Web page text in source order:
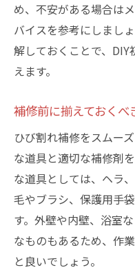
費用節約と安
放置リスクと正し
壁ひび割れを
点
ひび割れ補修
壁ひび割れ補
理由
め、不安がある場合は
バイスを参考にしまし
解しておくことで、
えます。
補修前に揃えておく
ひび割れ補修をスムー
な道具と適切な補修剤
な道具としては、ヘラ
毛やブラシ、保護用手
す。外壁や内壁、浴室
なものもあるため、作
と良いでしょう。